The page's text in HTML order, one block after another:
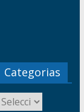
Categorias